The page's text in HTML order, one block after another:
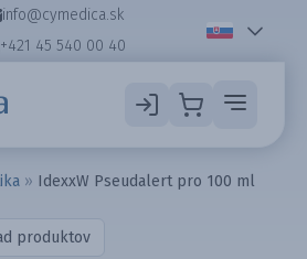
info@cymedica.sk
+421 45 540 00 40
» IdexxW Pseudalert pro 100 ml
produktov